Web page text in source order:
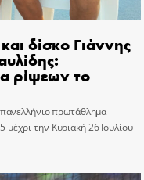
δίσκο Γιάννης
ρίψεων το
πρωτάθλημα
την Κυριακή 26 Ιουλίου